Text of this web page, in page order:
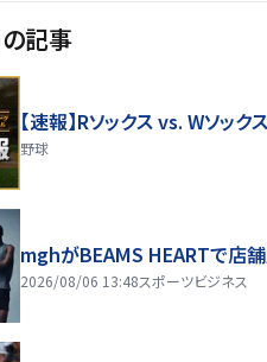
記事
【速報】Rソックス vs. Wソックス
野球
mghがBEAMS HEARTで店
2026/08/06 13:48スポーツビジネス